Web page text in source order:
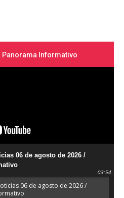
Panorama Informativo
06 de agosto de 2026 /
03:54
06 de agosto de 2026 /